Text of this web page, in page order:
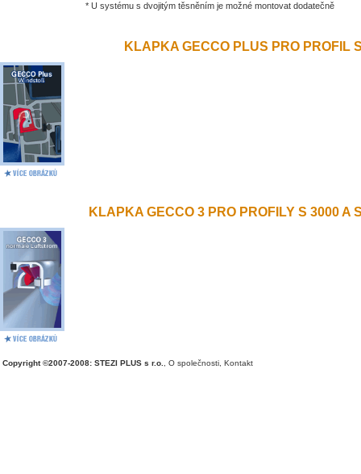
* U systému s dvojitým těsněním je možné montovat dodatečně
KLAPKA GECCO PLUS PRO PROFIL
KLAPKA GECCO 3 PRO PROFILY S 3000 A
Copyright ©2007-2008: STEZI PLUS s r.o. O společnosti Kontakt